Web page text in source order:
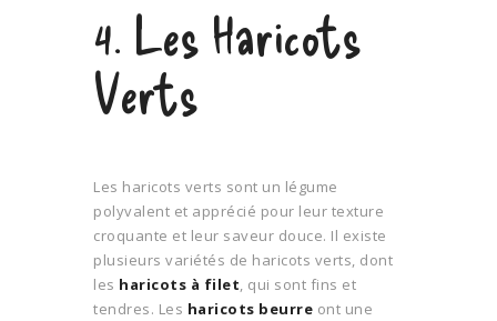
4. Les Haricots
Verts
Les haricots verts sont un légume
polyvalent et apprécié pour leur texture
croquante et leur saveur douce. Il existe
plusieurs variétés de haricots verts, dont
les haricots à filet , qui sont fins et
tendres. Les haricots beurre ont une